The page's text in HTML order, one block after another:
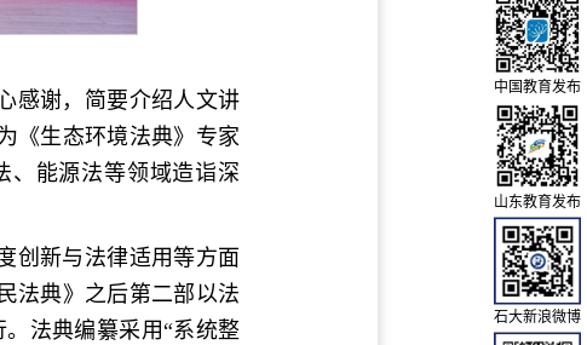
感谢，简要介绍人文讲
《生态环境法典》专家
、能源法等领域造诣深
创新与法律适用等方面
法典》之后第二部以法
法典编纂采用“系统整
中国教育发布
山东教育发布
石大新浪微博